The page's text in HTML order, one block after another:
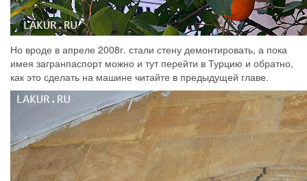
Но вроде в апреле 2008г. стали стену демонтировать, а пока
имея загранпаспорт можно и тут перейти в Турцию и обратно,
как это сделать на машине читайте в предыдущей главе.